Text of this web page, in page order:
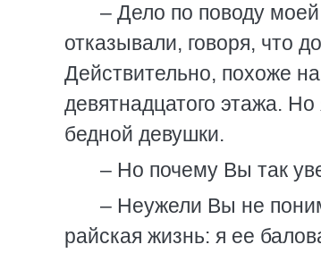
– Дело по поводу
отказывали, говоря, что
Действительно, похоже
девятнадцатого этажа.
бедной девушки.
– Но почему Вы так
– Неужели Вы не
райская жизнь: я ее